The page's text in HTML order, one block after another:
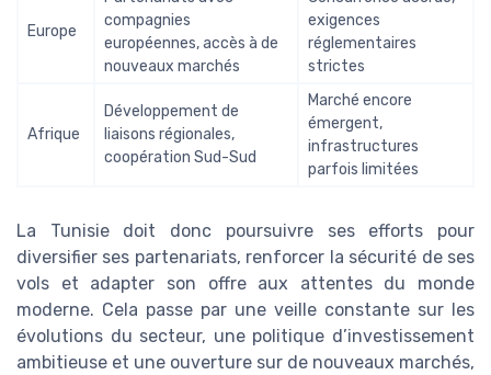
Europe
compagnies
européennes, accès à de
nouveaux marchés
exigences
réglementaires
strictes
Afrique
Développement de
liaisons régionales,
coopération Sud-Sud
Marché encore
émergent,
infrastructures
parfois limitées
La Tunisie doit donc poursuivre ses efforts pour
diversifier ses partenariats, renforcer la sécurité de ses
vols et adapter son offre aux attentes du monde
moderne. Cela passe par une veille constante sur les
évolutions du secteur, une politique d’investissement
ambitieuse et une ouverture sur de nouveaux marchés,